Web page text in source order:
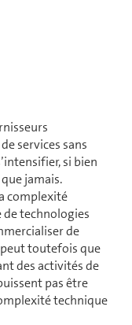
ser­vices sans
si bien
jamais.
complexité
tech­no­lo­gies
de
toutefois que
des activités de
pas être
technique